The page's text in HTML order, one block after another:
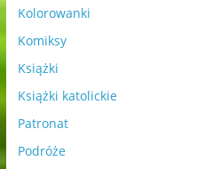
Kolorowanki
Komiksy
Książki
Książki katolickie
Patronat
Podróże